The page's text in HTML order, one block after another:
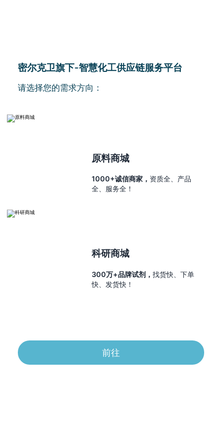
密尔克卫旗下-智慧化工供应链服务平台
请选择您的需求方向：
原料商城
1000+诚信商家， 资质全、产品
全、服务全！
科研商城
300万+品牌试剂，找货快、下单
快、发货快！
前往